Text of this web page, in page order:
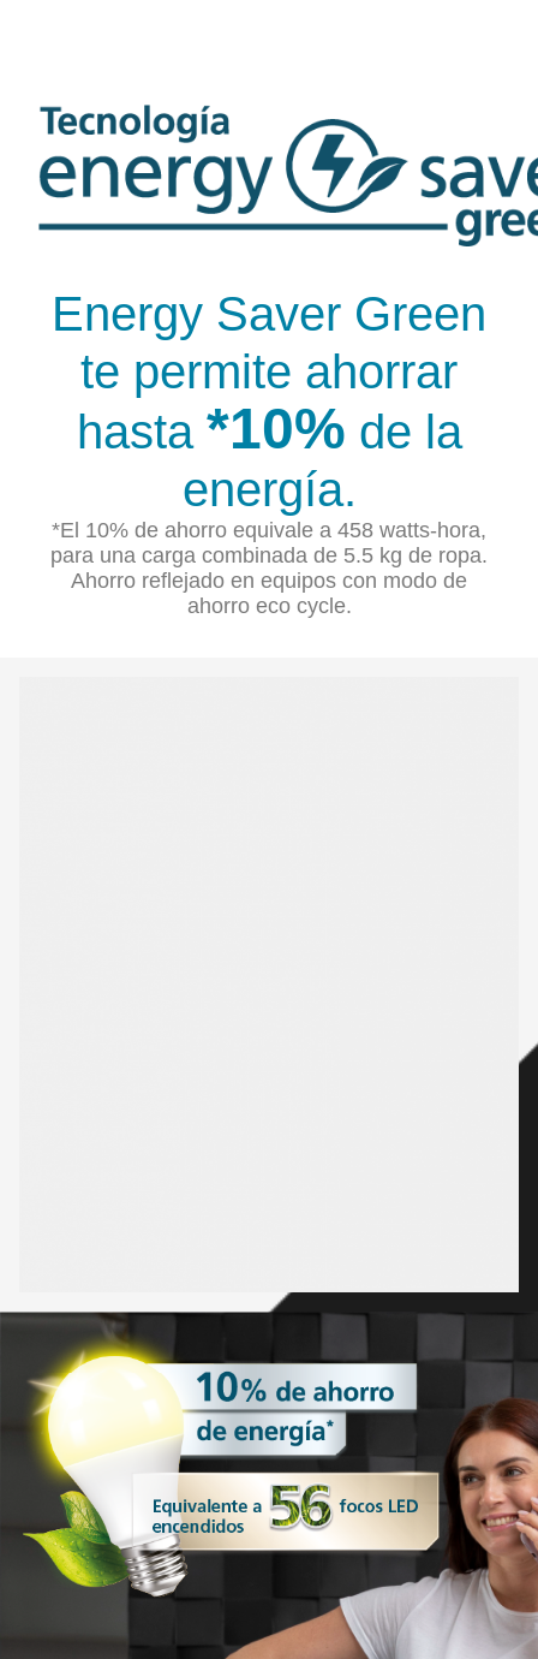
Energy Saver Green
te permite ahorrar
hasta *10% de la
energía.
*El 10% de ahorro equivale a 458 watts-hora,
para una carga combinada de 5.5 kg de ropa.
Ahorro reflejado en equipos con modo de
ahorro eco cycle.